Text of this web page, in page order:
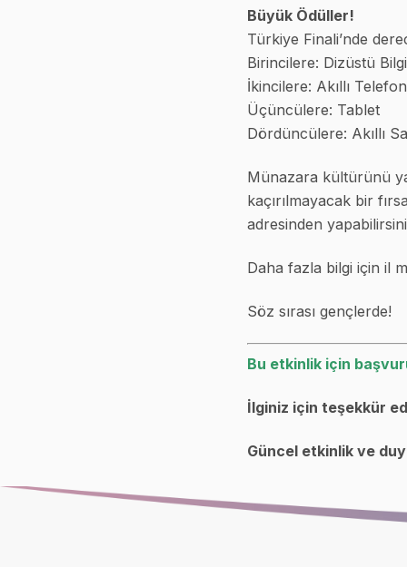
Büyük Ödüller!
Türkiye Finali’nde
Birincilere: Dizüstü
İkincilere: Akıllı Telefon
Üçüncülere: Tablet
Dördüncülere: Akıllı
Münazara kültürünü
kaçırılmayacak bir
adresinden
Daha fazla bilgi için il
Söz sırası gençlerde!
Bu etkinlik için
İlginiz için teşekkür
Güncel etkinlik ve